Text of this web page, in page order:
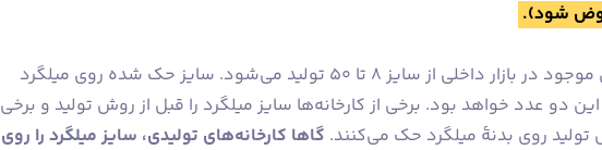
شود).
میلگردهای موجود در بازار داخلی از سایز 8 تا 50 تولید می‌شود. سایز حک شده روی میلگرد
دو عدد خواهد بود. برخی از کارخانه‌ها سایز میلگرد را قبل از روش تولید و برخی
تولید روی بدنۀ میلگرد حک می‌کنند. گاها کارخانه‌های تولیدی، سایز میلگرد را روی